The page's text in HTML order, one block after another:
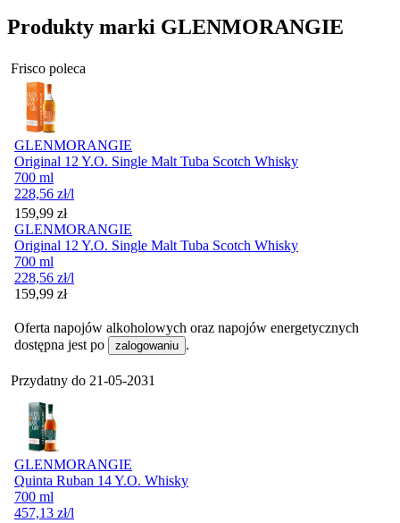
Produkty marki GLENMORANGIE
Frisco poleca
GLENMORANGIE
Original 12 Y.O. Single Malt Tuba Scotch Whisky
700 ml
228,56 zł/l
Cena
159,99 zł
GLENMORANGIE
Original 12 Y.O. Single Malt Tuba Scotch Whisky
700 ml
228,56 zł/l
Cena
159,99 zł
Oferta napojów alkoholowych oraz napojów energetycznych
dostępna jest po
zalogowaniu .
Przydatny do 21-05-2031
GLENMORANGIE
Quinta Ruban 14 Y.O. Whisky
700 ml
457,13 zł/l